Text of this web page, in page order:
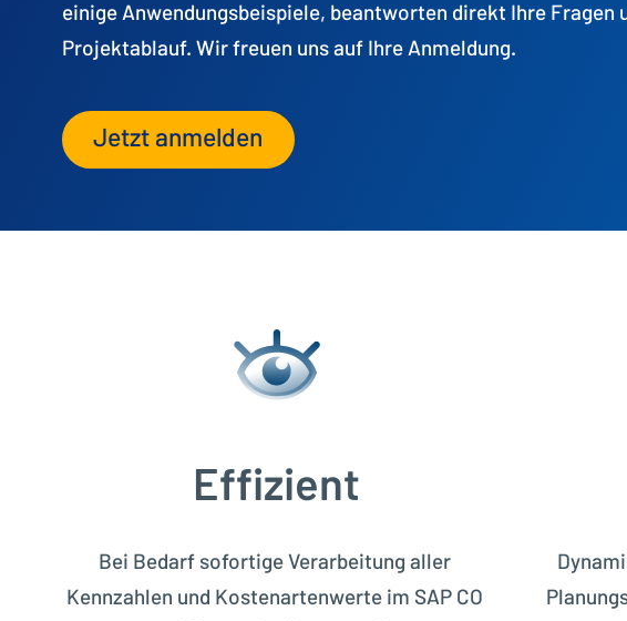
einige Anwendungsbeispiele, beantworten direkt Ihre Fragen
Projektablauf. Wir freuen uns auf Ihre Anmeldung.
Jetzt anmelden
Effizient
Bei Bedarf sofortige Verarbeitung aller
Kennzahlen und Kostenartenwerte im SAP CO